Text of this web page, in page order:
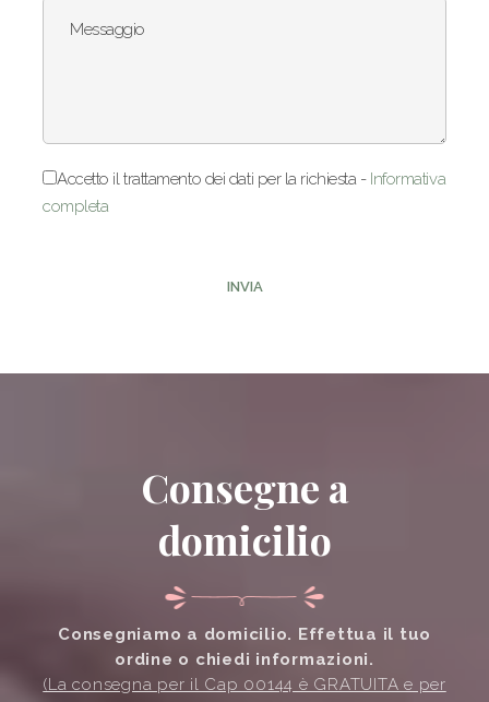
Messaggio
Accetto il trattamento dei dati per la richiesta - Informativa
completa
INVIA
Consegne a
domicilio
Consegniamo a domicilio. Effettua il tuo
ordine o chiedi informazioni.
(La consegna per il Cap 00144 è GRATUITA e per